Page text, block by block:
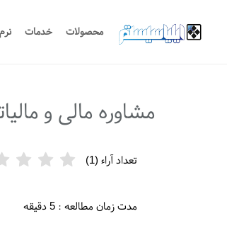
محصولات خدمات
مشاوره مالی و
تعداد آراء (1
)
مدت زمان مطالعه : 5 دقیقه